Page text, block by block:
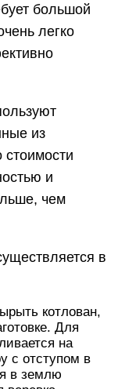
большой
легко
из
стоимости
и
чем
в
котлован,
Для
на
с отступом в
в землю